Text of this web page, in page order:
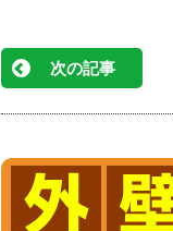
次の記事